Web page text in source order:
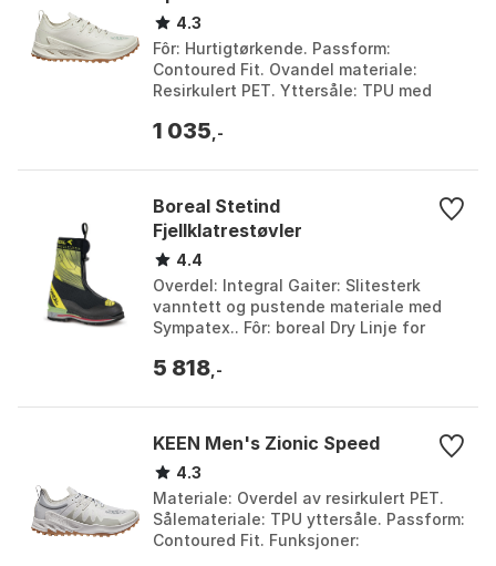
4.3
Fôr: Hurtigtørkende. Passform:
Contoured Fit. Ovandel materiale:
Resirkulert PET. Yttersåle: TPU med
Birch-granite green....
1 035 ,-
Boreal Stetind
Fjellklatrestøvler
4.4
Overdel: Integral Gaiter: Slitesterk
vanntett og pustende materiale med
Sympatex.. Fôr: boreal Dry Linje for
pusteevne.. Mello...
5 818 ,-
KEEN Men's Zionic Speed
4.3
Materiale: Overdel av resirkulert PET.
Sålemateriale: TPU yttersåle. Passform:
Contoured Fit. Funksjoner: